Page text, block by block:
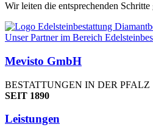
Wir leiten die entsprechenden
Unser Partner im Bereich
Mevisto GmbH
BESTATTUNGEN IN DER PFALZ
SEIT 1890
Leistungen